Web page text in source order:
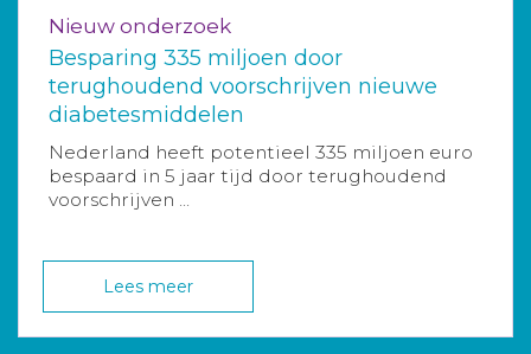
Nieuw onderzoek
Besparing 335 miljoen door
terughoudend voorschrijven nieuwe
diabetesmiddelen
Nederland heeft potentieel 335 miljoen euro
bespaard in 5 jaar tijd door terughoudend
voorschrijven ...
Lees meer